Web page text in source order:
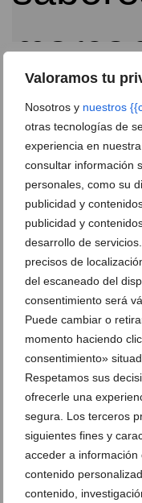
Valoramos tu
Nosotros y nuestros
otras tecnologías de
experiencia en
consultar información
personales, como su
publicidad y
publicidad y
desarrollo de
precisos de
del escaneado del
consentimiento será
Puede cambiar o
momento haciendo
consentimiento»
Respetamos sus
ofrecerle una
segura. Los terceros
siguientes fines y
acceder a
contenido
contenido,
edición limitada
14 de octubre de 2024
Goleada del B.
eliminatoria de la
20 de febrero de 2020